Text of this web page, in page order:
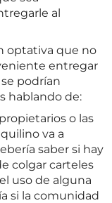
al
optativa que no
entregar
podrían
hablando de:
o las
va a
saber si hay
colgar carteles
uso de alguna
si la comunidad